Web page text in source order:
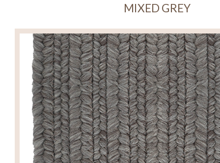
MIXED GREY